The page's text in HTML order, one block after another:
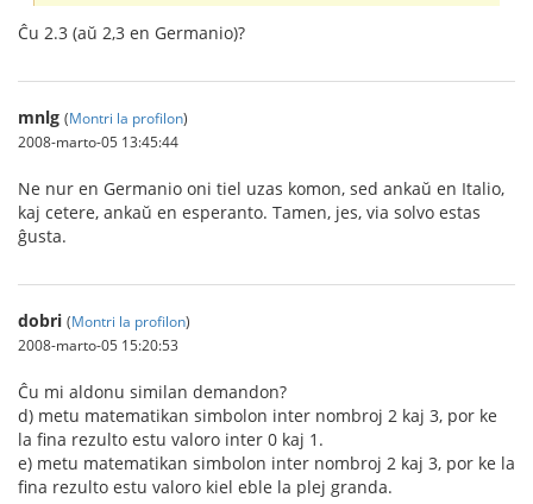
Ĉu 2.3 (aŭ 2,3 en Germanio)?
mnlg (Montri la profilon)
2008-marto-05 13:45:44
Ne nur en Germanio oni tiel uzas komon, sed ankaŭ en Italio,
kaj cetere, ankaŭ en esperanto. Tamen, jes, via solvo estas
ĝusta.
dobri (Montri la profilon)
2008-marto-05 15:20:53
Ĉu mi aldonu similan demandon?
d) metu matematikan simbolon inter nombroj 2 kaj 3, por ke
la fina rezulto estu valoro inter 0 kaj 1.
e) metu matematikan simbolon inter nombroj 2 kaj 3, por ke la
fina rezulto estu valoro kiel eble la plej granda.